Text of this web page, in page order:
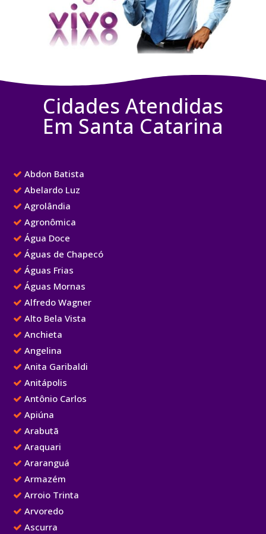
Cidades Atendidas
Em Santa Catarina
Abdon Batista
Abelardo Luz
Agrolândia
Agronômica
Água Doce
Águas de Chapecó
Águas Frias
Águas Mornas
Alfredo Wagner
Alto Bela Vista
Anchieta
Angelina
Anita Garibaldi
Anitápolis
Antônio Carlos
Apiúna
Arabutã
Araquari
Araranguá
Armazém
Arroio Trinta
Arvoredo
Ascurra